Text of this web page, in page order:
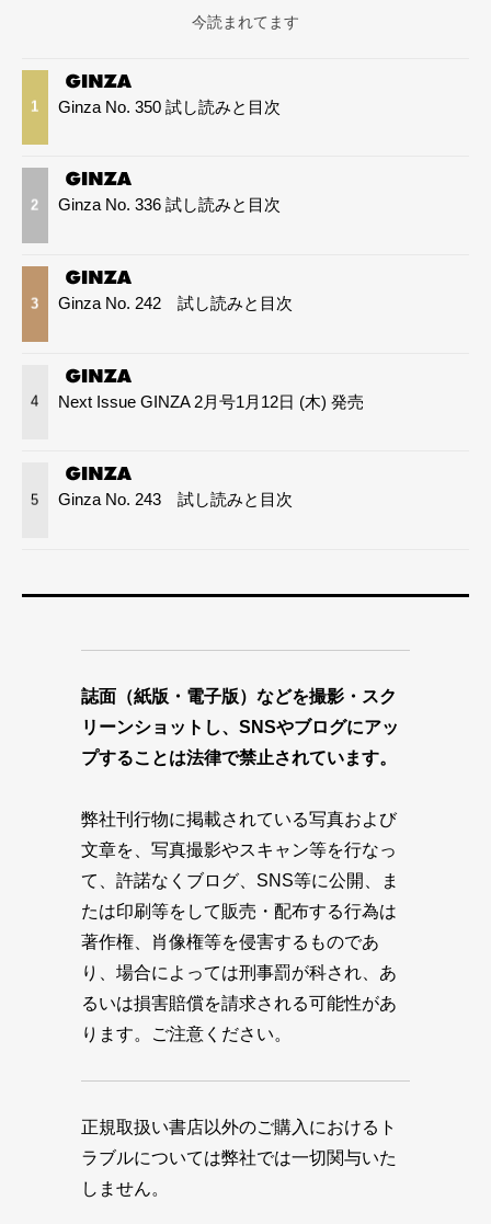
今読まれてます
1 Ginza No. 350 試し読みと目次
2 Ginza No. 336 試し読みと目次
3 Ginza No. 242 試し読みと目次
4 Next Issue GINZA 2月号1月12日 (木) 発売
5 Ginza No. 243 試し読みと目次
誌面（紙版・電子版）などを撮影・スク
リーンショットし、SNSやブログにアッ
プすることは法律で禁止されています。
弊社刊行物に掲載されている写真および
文章を、写真撮影やスキャン等を行なっ
て、許諾なくブログ、SNS等に公開、ま
たは印刷等をして販売・配布する行為は
著作権、肖像権等を侵害するものであ
り、場合によっては刑事罰が科され、あ
るいは損害賠償を請求される可能性があ
ります。ご注意ください。
正規取扱い書店以外のご購入におけるト
ラブルについては弊社では一切関与いた
しません。